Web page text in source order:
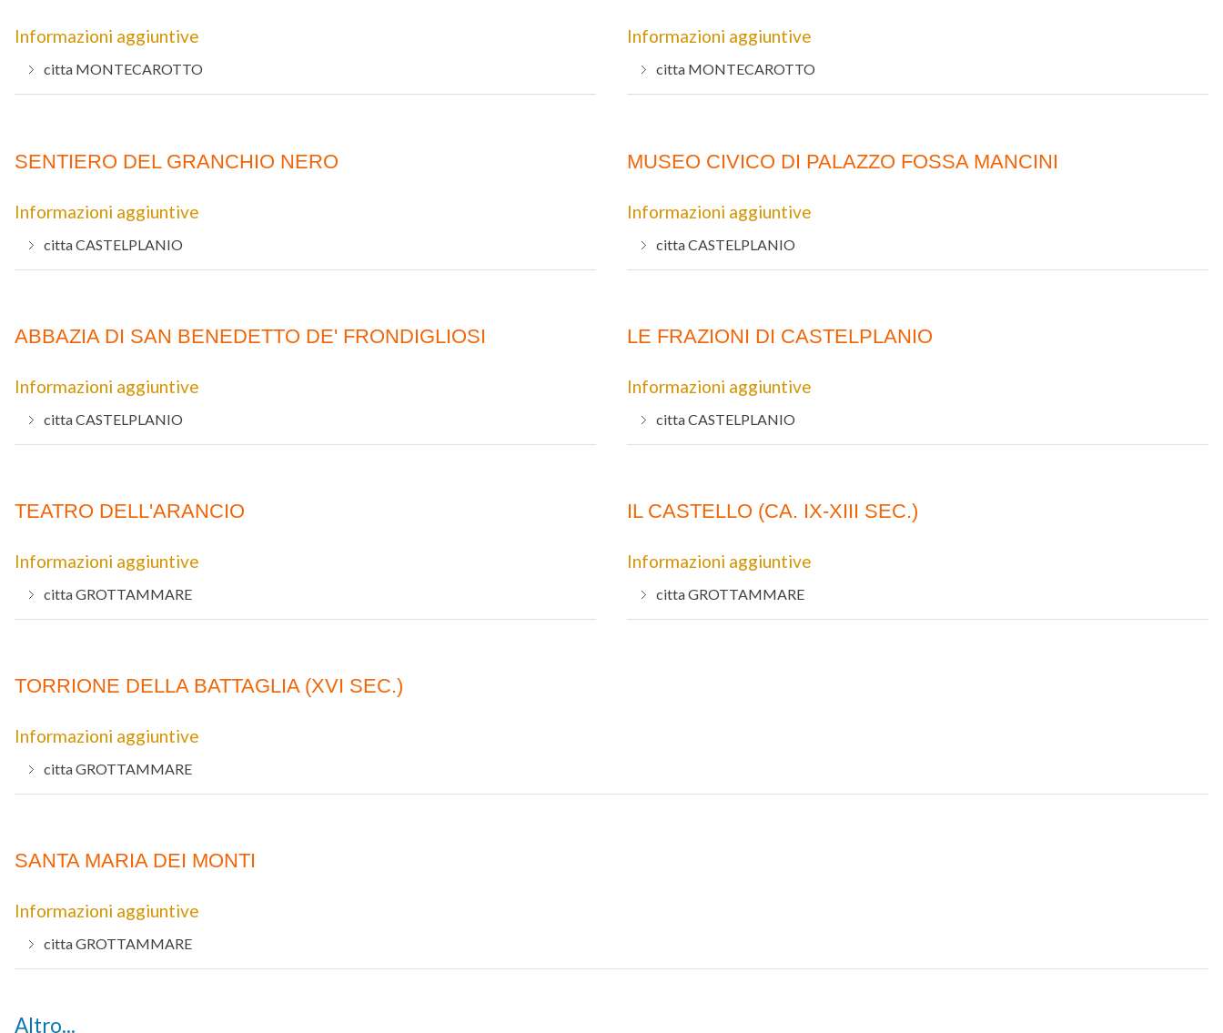
Informazioni aggiuntive
citta MONTECAROTTO
Informazioni aggiuntive
citta MONTECAROTTO
SENTIERO DEL GRANCHIO NERO
Informazioni aggiuntive
cittaCASTELPLANIO
MUSEO CIVICO DI PALAZZO FOSSA MANCINI
Informazioni aggiuntive
cittaCASTELPLANIO
ABBAZIA DI SAN BENEDETTO DE' FRONDIGLIOSI
Informazioni aggiuntive
cittaCASTELPLANIO
LE FRAZIONI DI CASTELPLANIO
Informazioni aggiuntive
cittaCASTELPLANIO
TEATRO DELL'ARANCIO
Informazioni aggiuntive
cittaGROTTAMMARE
IL CASTELLO (CA. IX-XIII SEC.)
Informazioni aggiuntive
cittaGROTTAMMARE
TORRIONE DELLA BATTAGLIA (XVI SEC.)
Informazioni aggiuntive
cittaGROTTAMMARE
SANTA MARIA DEI MONTI
Informazioni aggiuntive
cittaGROTTAMMARE
Altro...